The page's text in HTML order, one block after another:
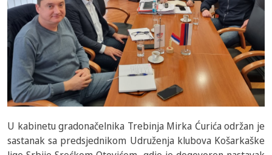
U kabinetu gradonačelnika Trebinja Mirka Ćurića održan je
sastanak sa predsjednikom Udruženja klubova Košarkaške